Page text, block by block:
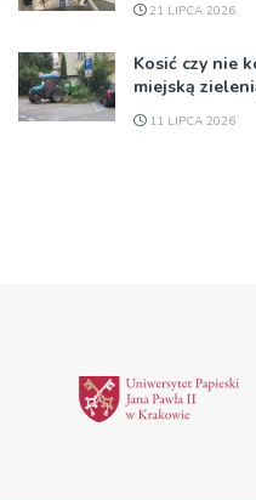
21 LIPCA 2026
Kosić czy nie
miejską
11 LIPCA 2026